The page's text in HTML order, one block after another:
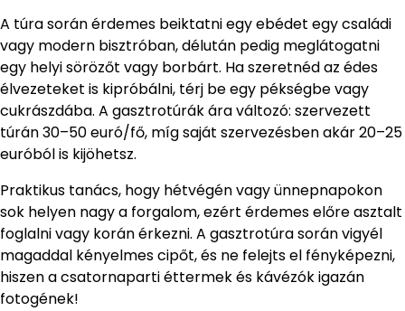
A túra során érdemes beiktatni egy ebédet egy családi
vagy modern bisztróban, délután pedig meglátogatni
egy helyi sörözőt vagy borbárt. Ha szeretnéd az édes
élvezeteket is kipróbálni, térj be egy pékségbe vagy
cukrászdába. A gasztrotúrák ára változó: szervezett
túrán 30–50 euró/fő, míg saját szervezésben akár 20–25
euróból is kijöhetsz.
Praktikus tanács, hogy hétvégén vagy ünnepnapokon
sok helyen nagy a forgalom, ezért érdemes előre asztalt
foglalni vagy korán érkezni. A gasztrotúra során vigyél
magaddal kényelmes cipőt, és ne felejts el fényképezni,
hiszen a csatornaparti éttermek és kávézók igazán
fotogének!